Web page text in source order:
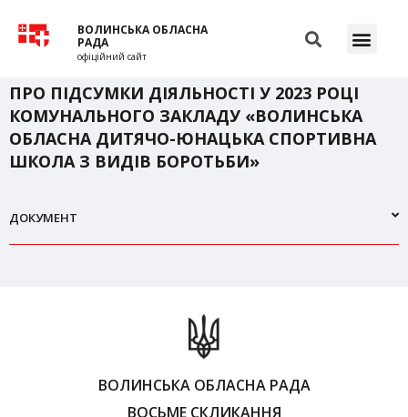
ВОЛИНСЬКА ОБЛАСНА
РАДА
офіційний сайт
ПРО ПІДСУМКИ ДІЯЛЬНОСТІ У 2023 РОЦІ
КОМУНАЛЬНОГО ЗАКЛАДУ «ВОЛИНСЬКА
ОБЛАСНА ДИТЯЧО-ЮНАЦЬКА СПОРТИВНА
ШКОЛА З ВИДІВ БОРОТЬБИ»
ДОКУМЕНТ
ВОЛИНСЬКА ОБЛАСНА РАДА
ВОСЬМЕ СКЛИКАННЯ